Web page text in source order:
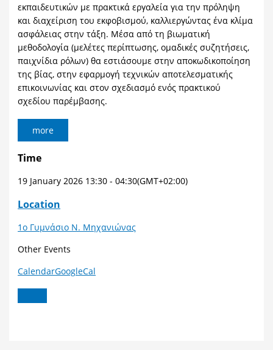
εκπαιδευτικών με πρακτικά εργαλεία για την πρόληψη
και διαχείριση του εκφοβισμού, καλλιεργώντας ένα κλίμα
ασφάλειας στην τάξη. Μέσα από τη βιωματική
μεθοδολογία (μελέτες περίπτωσης, ομαδικές συζητήσεις,
παιχνίδια ρόλων) θα εστιάσουμε στην αποκωδικοποίηση
της βίας, στην εφαρμογή τεχνικών αποτελεσματικής
επικοινωνίας και στον σχεδιασμό ενός πρακτικού
σχεδίου παρέμβασης.
more
Time
19 January 2026 13:30 -04:30(GMT+02:00)
Location
1ο Γυμνάσιο Ν. Μηχανιώνας
Other Events
CalendarGoogleCal